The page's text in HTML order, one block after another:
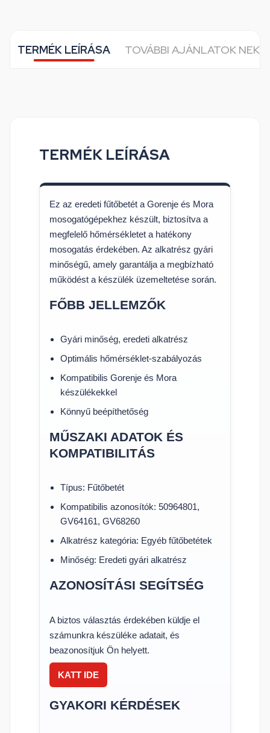
TERMÉK LEÍRÁSA TOVÁBBI AJÁNLATOK
TERMÉK LEÍRÁSA
Ez az eredeti fűtőbetét a Gorenje és Mora
mosogatógépekhez készült, biztosítva a
megfelelő hőmérsékletet a hatékony
mosogatás érdekében. Az alkatrész gyári
minőségű, amely garantálja a megbízható
működést a készülék üzemeltetése során.
FŐBB JELLEMZŐK
Gyári minőség, eredeti alkatrész
Optimális hőmérséklet-szabályozás
Kompatibilis Gorenje és Mora
készülékekkel
Könnyű beépíthetőség
MŰSZAKI ADATOK ÉS
KOMPATIBILITÁS
Típus: Fűtőbetét
Kompatibilis azonosítók: 50964801,
GV64161, GV68260
Alkatrész kategória: Egyéb fűtőbetétek
Minőség: Eredeti gyári alkatrész
AZONOSÍTÁSI SEGÍTSÉG
A biztos választás érdekében küldje el
számunkra készüléke adatait, és
beazonosítjuk Ön helyett.
KATT IDE
GYAKORI KÉRDÉSEK